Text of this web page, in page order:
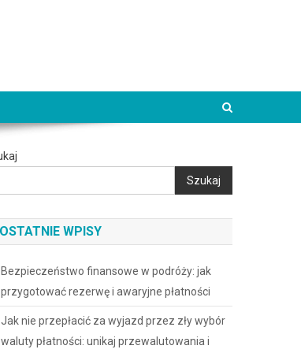
Szukaj
OSTATNIE WPISY
Bezpieczeństwo finansowe w podróży: jak
przygotować rezerwę i awaryjne płatności
Jak nie przepłacić za wyjazd przez zły wybór
waluty płatności: unikaj przewalutowania i